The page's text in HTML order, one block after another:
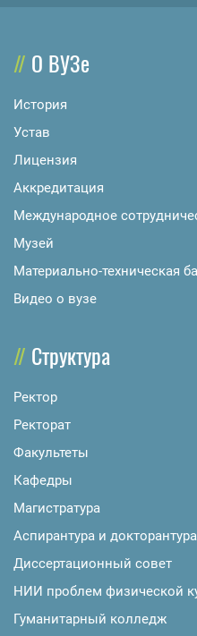
О ВУЗе
История
Устав
Лицензия
Аккредитация
Международное
Музей
Материально-техническая
Видео о вузе
Структура
Ректор
Ректорат
Факультеты
Кафедры
Магистратура
Аспирантура и докторантура
Диссертационный совет
НИИ проблем физической
Гуманитарный колледж